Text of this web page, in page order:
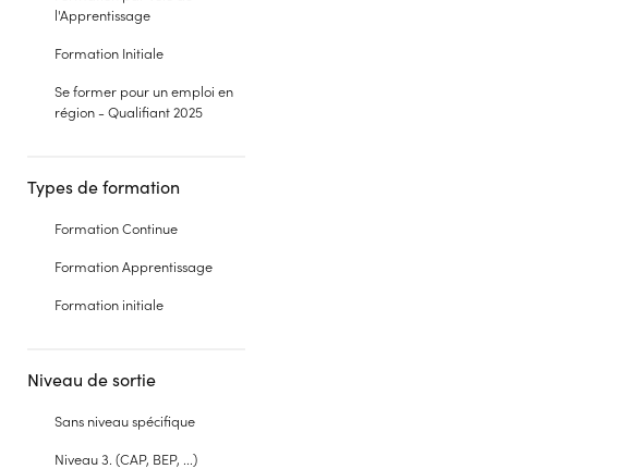
l'Apprentissage
Formation Initiale
Se former pour un emploi en
région - Qualifiant 2025
Types de formation
Formation Continue
Formation Apprentissage
Formation initiale
Niveau de sortie
Sans niveau spécifique
Niveau 3. (CAP, BEP, ...)